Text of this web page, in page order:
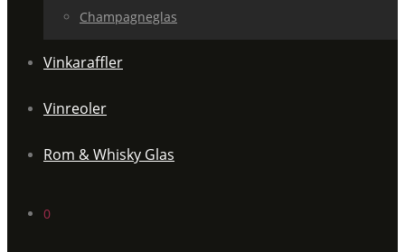
Champagneglas
Vinkaraffler
Vinreoler
Rom & Whisky Glas
0